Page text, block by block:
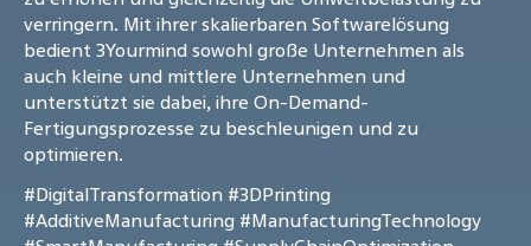
verringern. Mit ihrer skalierbaren Softwarelösung
bedient 3Yourmind sowohl große Unternehmen als
auch kleine und mittlere Unternehmen und
unterstützt sie dabei, ihre On-Demand-
Fertigungsprozesse zu beschleunigen und zu
optimieren.
#DigitalTransformation #3DPrinting
#AdditiveManufacturing #ManufacturingTechnology